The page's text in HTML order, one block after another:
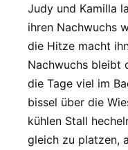
Judy und Kamilla
ihren Nachwuchs
die Hitze macht
Nachwuchs bleibt
die Tage viel im
bissel über die
kühlen Stall
gleich zu platzen,